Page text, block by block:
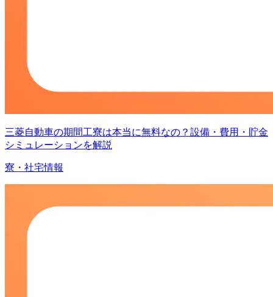
三菱自動車の期間工寮は本当に無料なの？設備・費用・貯金
シミュレーションを解説
寮・社宅情報